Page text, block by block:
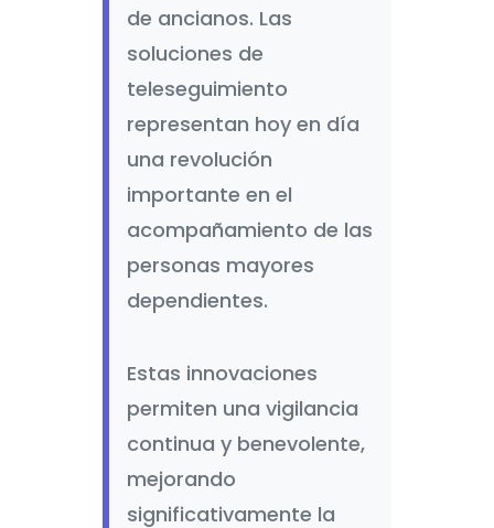
de ancianos. Las
soluciones de
teleseguimiento
representan hoy en día
una revolución
importante en el
acompañamiento de las
personas mayores
dependientes.
Estas innovaciones
permiten una vigilancia
continua y benevolente,
mejorando
significativamente la